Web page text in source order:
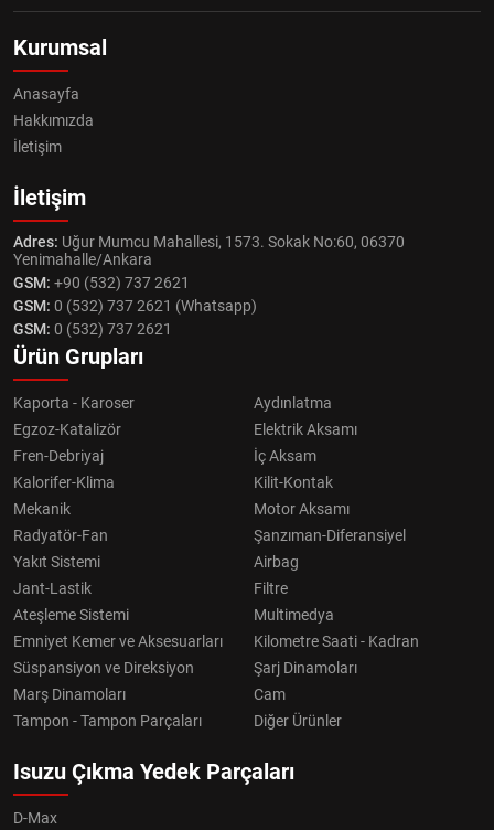
Kurumsal
Anasayfa
Hakkımızda
İletişim
İletişim
Adres: Uğur Mumcu Mahallesi, 1573. Sokak No:60, 06370
Yenimahalle/Ankara
GSM: +90 (532) 737 2621
GSM: 0 (532) 737 2621 (Whatsapp)
GSM: 0 (532) 737 2621
Ürün Grupları
Kaporta - Karoser
Aydınlatma
Egzoz-Katalizör
Elektrik Aksamı
Fren-Debriyaj
İç Aksam
Kalorifer-Klima
Kilit-Kontak
Mekanik
Motor Aksamı
Radyatör-Fan
Şanzıman-Diferansiyel
Yakıt Sistemi
Airbag
Jant-Lastik
Filtre
Ateşleme Sistemi
Multimedya
Emniyet Kemer ve Aksesuarları
Kilometre Saati - Kadran
Süspansiyon ve Direksiyon
Şarj Dinamoları
Marş Dinamoları
Cam
Tampon - Tampon Parçaları
Diğer Ürünler
Isuzu Çıkma Yedek Parçaları
D-Max